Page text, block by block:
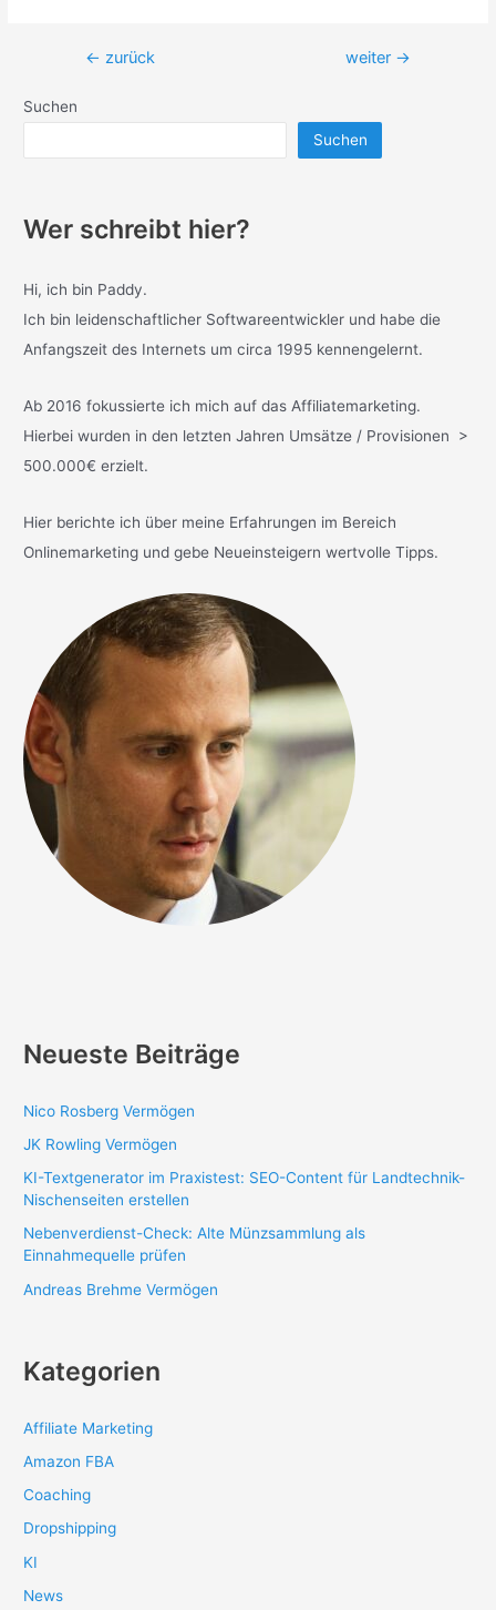
Beitragsnavigation
← zurück weiter →
Suchen
Suchen
Wer schreibt hier?
Hi, ich bin Paddy.
Ich bin leidenschaftlicher Softwareentwickler und habe die
Anfangszeit des Internets um circa 1995 kennengelernt.
Ab 2016 fokussierte ich mich auf das Affiliatemarketing.
Hierbei wurden in den letzten Jahren Umsätze / Provisionen >
500.000€ erzielt.
Hier berichte ich über meine Erfahrungen im Bereich
Onlinemarketing und gebe Neueinsteigern wertvolle Tipps.
Neueste Beiträge
Nico Rosberg Vermögen
JK Rowling Vermögen
KI-Textgenerator im Praxistest: SEO-Content für Landtechnik-
Nischenseiten erstellen
Nebenverdienst-Check: Alte Münzsammlung als
Einnahmequelle prüfen
Andreas Brehme Vermögen
Kategorien
Affiliate Marketing
Amazon FBA
Coaching
Dropshipping
KI
News